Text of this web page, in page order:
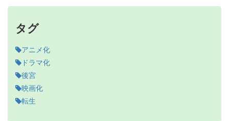
タグ
アニメ化
ドラマ化
後宮
映画化
転生